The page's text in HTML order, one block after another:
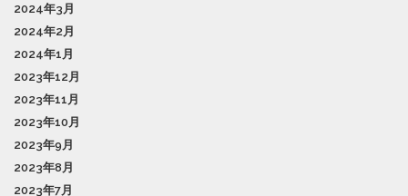
2024年3月
2024年2月
2024年1月
2023年12月
2023年11月
2023年10月
2023年9月
2023年8月
2023年7月